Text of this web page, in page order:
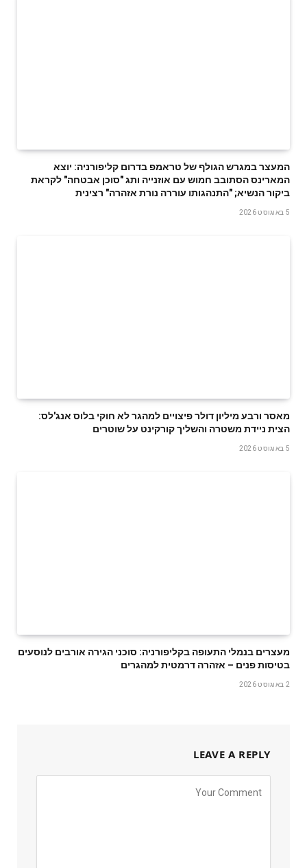
המעצר במגרש הגולף של טראמפ בדרום קליפורניה: יוצא
המארינס הסתובב חמוש עם אוזנייה ותג "סוכן אבטחה" לקראת
ביקור הנשיא; "התנהגותו עוררה נורת אזהרה" רצינית
5 באוגוסט 2026
מאסר ורבע מיליון דולר פיצויים למהגר לא חוקי בלוס אנג'לס:
הצית ניידת משטרה והשליך קורקינט על שוטרים
5 באוגוסט 2026
מעצרים בנמלי התעופה בקליפורניה: סוכני הגירה אורבים לנוסעים
בטיסות פנים – אזהרה דרמטית למהגרים
2 באוגוסט 2026
LEAVE A REPLY